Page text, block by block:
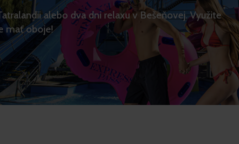
alebo dva dni relaxu v Bešeňovej. Využite
mať oboje!